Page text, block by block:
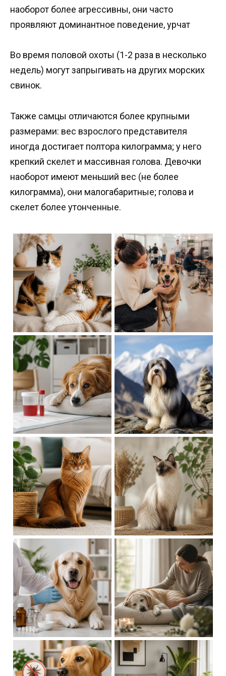
наоборот более агрессивны, они часто
проявляют доминантное поведение, урчат
Во время половой охоты (1-2 раза в несколько
недель) могут запрыгивать на других морских
свинок.
Также самцы отличаются более крупными
размерами: вес взрослого представителя
иногда достигает полтора килограмма; у него
крепкий скелет и массивная голова. Девочки
наоборот имеют меньший вес (не более
килограмма), они малогабаритные; голова и
скелет более утонченные.